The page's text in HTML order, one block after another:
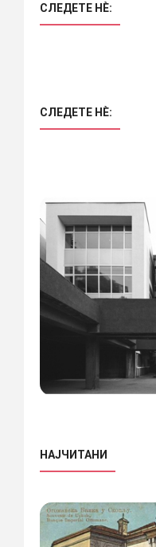
СЛЕДЕТЕ НÈ:
СЛЕДЕТЕ НÈ:
НАЈЧИТАНИ